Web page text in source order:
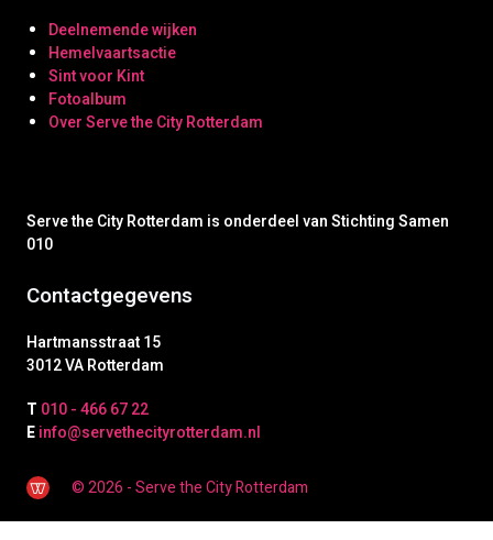
Deelnemende wijken
Hemelvaartsactie
Sint voor Kint
Fotoalbum
Over Serve the City Rotterdam
Serve the City Rotterdam is onderdeel van Stichting Samen
010
Contactgegevens
Hartmansstraat 15
3012 VA Rotterdam
T 010 - 466 67 22
Einfo@servethecityrotterdam.nl
© 2026 - Serve the City Rotterdam